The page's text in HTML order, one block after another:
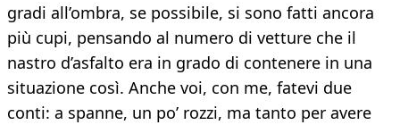
gradi all’ombra, se possibile, si sono fatti ancora
più cupi, pensando al numero di vetture che il
nastro d’asfalto era in grado di contenere in una
situazione così. Anche voi, con me, fatevi due
conti: a spanne, un po’ rozzi, ma tanto per avere